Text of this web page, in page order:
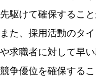
先駆けて確保すること
また、採用活動のタ
や求職者に対して早
競争優位を確保するこ